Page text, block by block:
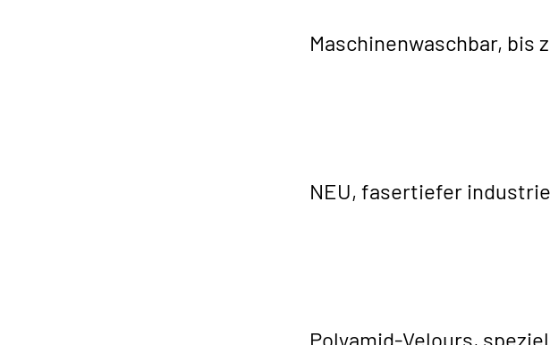
Maschinenwaschbar, bis
NEU, fasertiefer